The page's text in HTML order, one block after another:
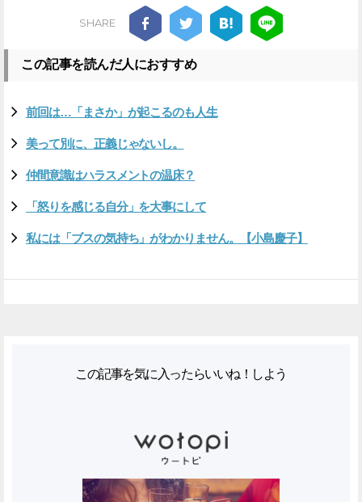
SHARE
この記事を読んだ人におすすめ
前回は…「まさか」が起こるのも人生
美って別に、正義じゃないし。
仲間意識はハラスメントの温床？
「怒りを感じる自分」を大事にして
私には「ブスの気持ち」がわかりません。【小島慶子】
この記事を気に入ったらいいね！しよう